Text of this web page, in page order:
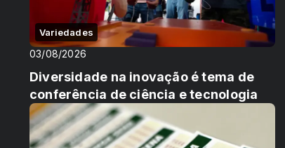
Variedades
03/08/2026
Diversidade na inovação é tema de
conferência de ciência e tecnologia